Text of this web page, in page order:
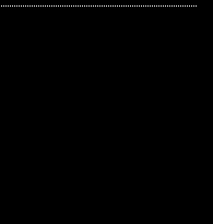
USB 5Gbps, USB-A,